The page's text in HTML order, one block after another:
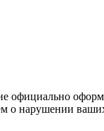
официально
о нарушении